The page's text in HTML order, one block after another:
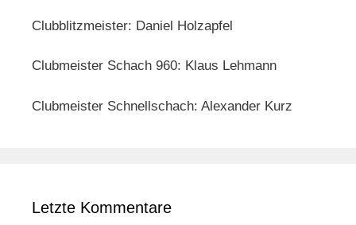
Clubblitzmeister: Daniel Holzapfel
Clubmeister Schach 960: Klaus Lehmann
Clubmeister Schnellschach: Alexander Kurz
Letzte Kommentare